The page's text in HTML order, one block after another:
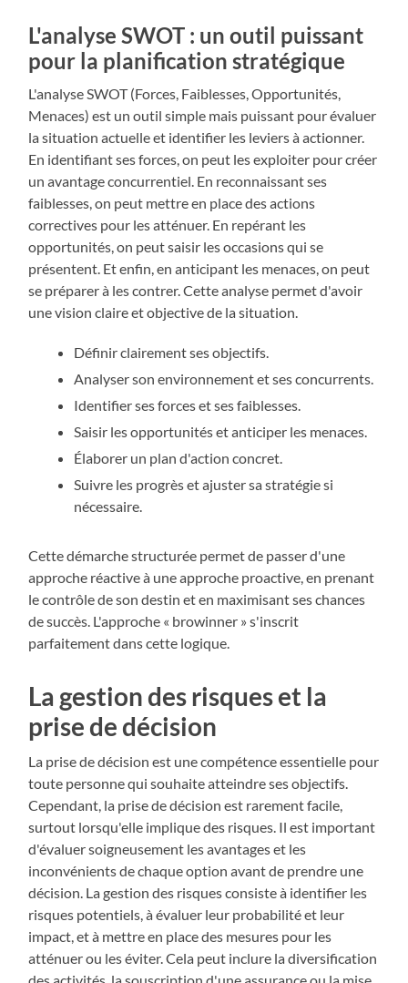
L'analyse SWOT : un outil puissant
pour la planification stratégique
L'analyse SWOT (Forces, Faiblesses, Opportunités,
Menaces) est un outil simple mais puissant pour évaluer
la situation actuelle et identifier les leviers à actionner.
En identifiant ses forces, on peut les exploiter pour créer
un avantage concurrentiel. En reconnaissant ses
faiblesses, on peut mettre en place des actions
correctives pour les atténuer. En repérant les
opportunités, on peut saisir les occasions qui se
présentent. Et enfin, en anticipant les menaces, on peut
se préparer à les contrer. Cette analyse permet d'avoir
une vision claire et objective de la situation.
Définir clairement ses objectifs.
Analyser son environnement et ses concurrents.
Identifier ses forces et ses faiblesses.
Saisir les opportunités et anticiper les menaces.
Élaborer un plan d'action concret.
Suivre les progrès et ajuster sa stratégie si
nécessaire.
Cette démarche structurée permet de passer d'une
approche réactive à une approche proactive, en prenant
le contrôle de son destin et en maximisant ses chances
de succès. L'approche « browinner » s'inscrit
parfaitement dans cette logique.
La gestion des risques et la
prise de décision
La prise de décision est une compétence essentielle pour
toute personne qui souhaite atteindre ses objectifs.
Cependant, la prise de décision est rarement facile,
surtout lorsqu'elle implique des risques. Il est important
d'évaluer soigneusement les avantages et les
inconvénients de chaque option avant de prendre une
décision. La gestion des risques consiste à identifier les
risques potentiels, à évaluer leur probabilité et leur
impact, et à mettre en place des mesures pour les
atténuer ou les éviter. Cela peut inclure la diversification